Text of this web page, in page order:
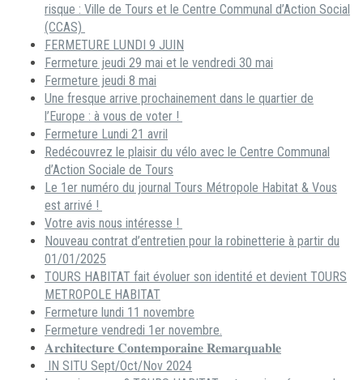
risque : Ville de Tours et le Centre Communal d’Action Social
(CCAS)
FERMETURE LUNDI 9 JUIN
Fermeture jeudi 29 mai et le vendredi 30 mai
Fermeture jeudi 8 mai
Une fresque arrive prochainement dans le quartier de
l’Europe : à vous de voter !
Fermeture Lundi 21 avril
Redécouvrez le plaisir du vélo avec le Centre Communal
d’Action Sociale de Tours
Le 1er numéro du journal Tours Métropole Habitat & Vous
est arrivé !
Votre avis nous intéresse !
Nouveau contrat d’entretien pour la robinetterie à partir du
01/01/2025
TOURS HABITAT fait évoluer son identité et devient TOURS
METROPOLE HABITAT
Fermeture lundi 11 novembre
Fermeture vendredi 1er novembre.
𝐀𝐫𝐜𝐡𝐢𝐭𝐞𝐜𝐭𝐮𝐫𝐞 𝐂𝐨𝐧𝐭𝐞𝐦𝐩𝐨𝐫𝐚𝐢𝐧𝐞 𝐑𝐞𝐦𝐚𝐫𝐪𝐮𝐚𝐛𝐥𝐞
IN SITU Sept/Oct/Nov 2024